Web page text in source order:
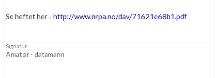
Se heftet her - http://www.nrpa.no/dav/71621e68b1.pdf
Signatur
Amatør - datamann